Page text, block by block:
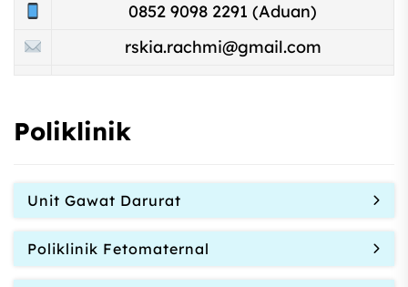
0852 9098 2291 (Aduan)
rskia.rachmi@gmail.com
Poliklinik
Unit Gawat Darurat
Poliklinik Fetomaternal